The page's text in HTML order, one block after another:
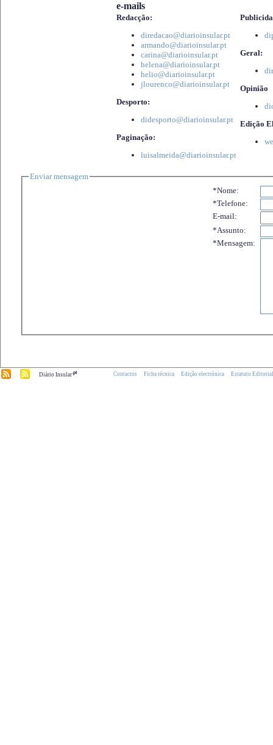
e-mails
Redacção:
diredacao@diarioinsular.pt
armando@diarioinsular.pt
carina@diarioinsular.pt
helena@diarioinsular.pt
helio@diarioinsular.pt
jlourenco@diarioinsular.pt
Desporto:
didesporto@diarioinsular.pt
Paginação:
luisalmeida@diarioinsular.pt
Geral:
Opinião
Edição
Enviar mensagem
*Nome:
*Telefone:
E-mail:
*Assunto:
*Mensagem:
Diário Insular.pt Contactos Ficha técnica Edição electrónica Estatuto Editorial